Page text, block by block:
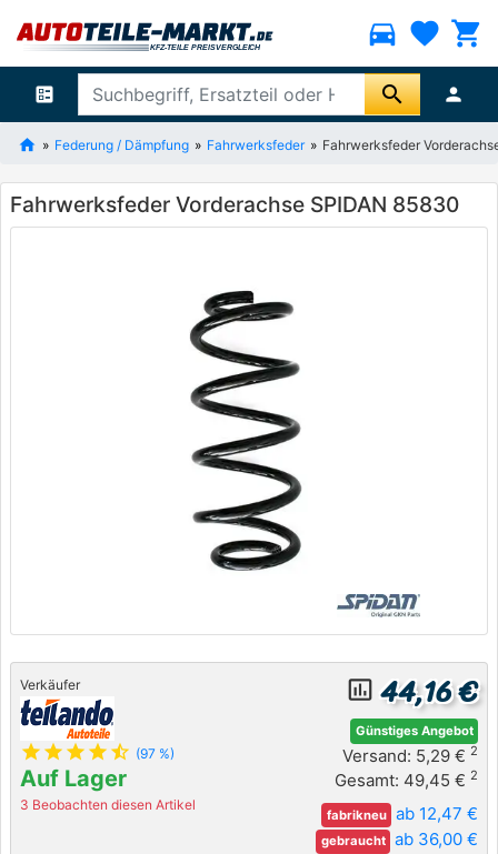
directions_car favorite shopping_cart
ballot search person
Federung / Dämpfung Fahrwerksfeder Fahrwerksfeder
Fahrwerksfeder Vorderachse SPIDAN 85830
Verkäufer
star star star star star_half (97 %)
Auf Lager
3 Beobachten diesen Artikel
insert_chart_outlined 44,16 €
Günstiges Angebot
Versand: 5,29 € 2
Gesamt: 49,45 € 2
fabrikneu ab 12,47 €
gebraucht ab 36,00 €